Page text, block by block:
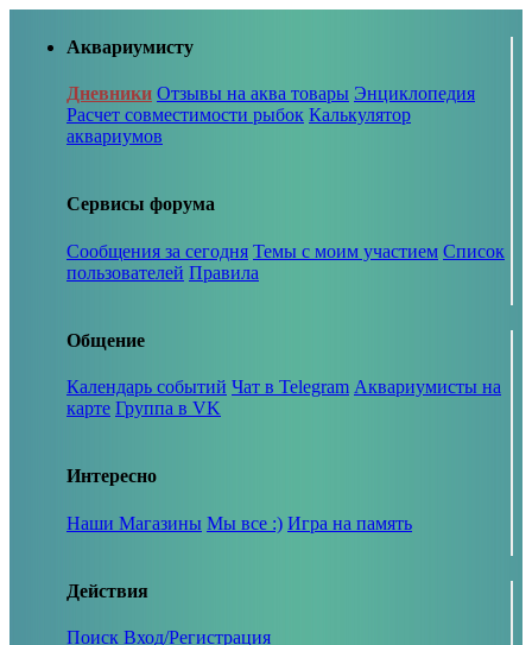
Аквариумисту
Дневники Отзывы на аква товары Энциклопедия
Расчет совместимости рыбок Калькулятор
аквариумов
Сервисы форума
Сообщения за сегодня Темы с моим участием Список
пользователей Правила
Общение
Календарь событий Чат в Telegram Аквариумисты на
карте Группа в VK
Интересно
Наши Магазины Мы все :) Игра на память
Действия
Поиск Вход/Регистрация